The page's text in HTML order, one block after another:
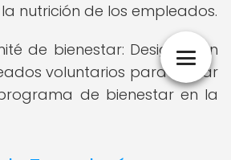
nutrición de los empleados.
de bienestar: Designar un
voluntarios para liderar
de bienestar en la